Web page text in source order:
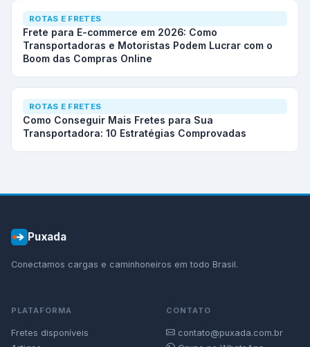
ROTAS E FRETES
Frete para E-commerce em 2026: Como
Transportadoras e Motoristas Podem Lucrar com o
Boom das Compras Online
ROTAS E FRETES
Como Conseguir Mais Fretes para Sua
Transportadora: 10 Estratégias Comprovadas
Puxada
Conectamos cargas e caminhoneiros em todo Brasil.
PLATAFORMA
Fretes disponíveis
CONTATO
contato@puxada.com.br